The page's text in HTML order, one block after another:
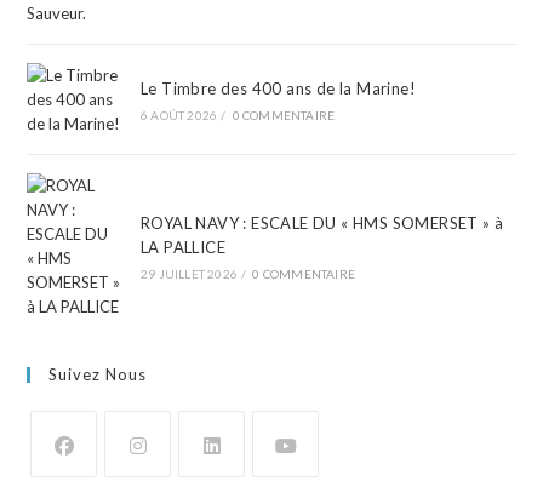
Le Timbre des 400 ans de la Marine!
6 AOÛT 2026 / 0 COMMENTAIRE
ROYAL NAVY : ESCALE DU « HMS SOMERSET » à
LA PALLICE
29 JUILLET 2026 / 0 COMMENTAIRE
Suivez Nous